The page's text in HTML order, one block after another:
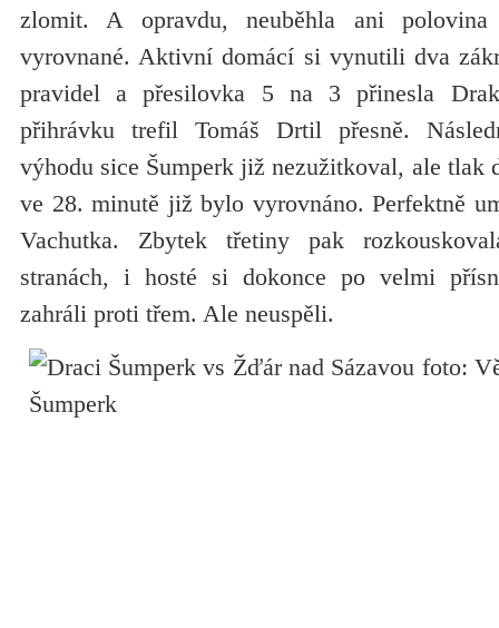
zlomit. A opravdu, neuběhla ani
vyrovnané. Aktivní domácí si vynutili dva
pravidel a přesilovka 5 na 3 přinesla
přihrávku trefil Tomáš Drtil přesně.
výhodu sice Šumperk již nezužitkoval, ale tlak
ve 28. minutě již bylo vyrovnáno. Perfektně
Vachutka. Zbytek třetiny pak
stranách, i hosté si dokonce po velmi
zahráli proti třem. Ale neuspěli.